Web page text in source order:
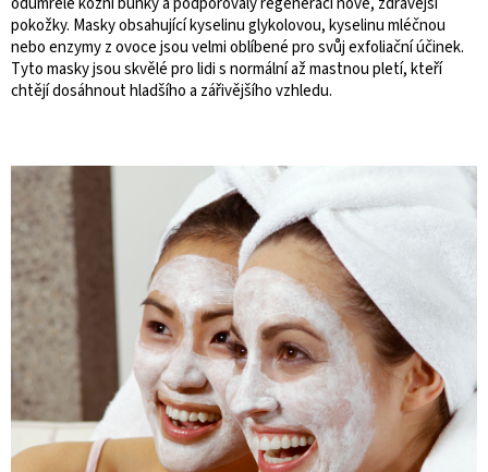
pokožky. Masky obsahující kyselinu glykolovou, kyselinu mléčnou
nebo enzymy z ovoce jsou velmi oblíbené pro svůj exfoliační účinek.
Tyto masky jsou skvělé pro lidi s normální až mastnou pletí, kteří
chtějí dosáhnout hladšího a zářivějšího vzhledu.